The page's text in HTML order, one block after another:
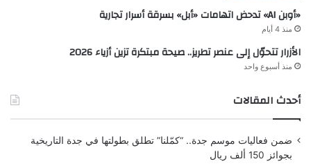
«أوبن AI» تدحض اتهامات «أبل» بسرقة أسرار تجارية
منذ 4 أيام
الأزرار تتحوّل إلى عنصر تطريز.. صيحة مبتكرة تزين أزياء 2026
منذ أسبوع واحد
أحدث المقالات
ضمن فعاليات موسم جدة.. “كمّلنا” تطلق بطولتها في جدة التاريخية
بجوائز 150 ألف ريال